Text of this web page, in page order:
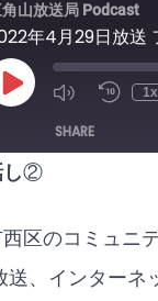
角山放送局 Podcast
年4月29日放送
P
l
E
p
i
d
e
1x
SHARE
②
区のコミュニ
送、インター